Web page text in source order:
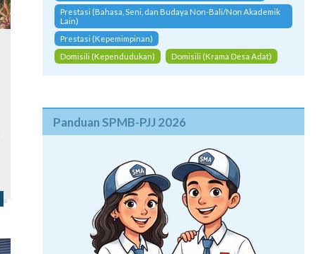
Prestasi (Bahasa, Seni, dan Budaya Non-Bali/Non Akademik
Lain)
Prestasi (Kepemimpinan)
Domisili (Kependudukan)
Domisili (Krama Desa Adat)
Panduan SPMB-PJJ 2026